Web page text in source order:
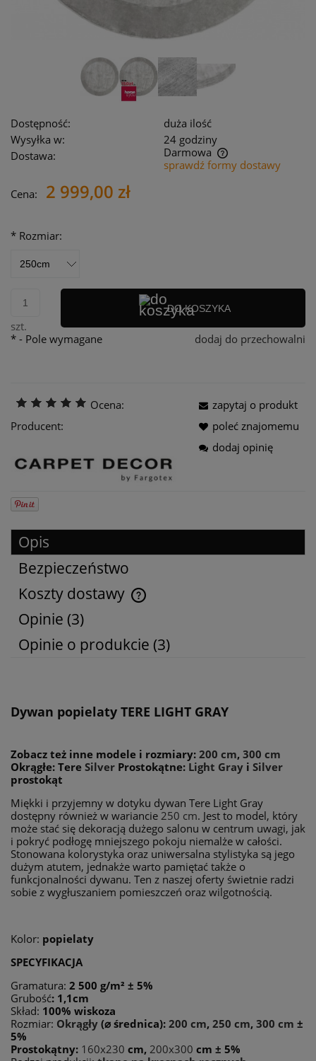
Dostępność:
duża ilość
Wysyłka w:
24 godziny
Dostawa:
Darmowa
Cena nie zawiera ewentualnych kosztów płatności
sprawdź formy dostawy
Cena: 2 999,00 zł
* Rozmiar:
szt.
DO KOSZYKA
dodaj do przechowalni
* - Pole wymagane
Ocena:
Producent:
zapytaj o produkt
poleć znajomemu
dodaj opinię
Opis
Bezpieczeństwo
Koszty dostawy
Cena nie zawiera ewentualnych kosztów płatności
Opinie (3)
Opinie o produkcie (3)
Dywan popielaty TERE LIGHT GRAY
Zobacz też inne modele i rozmiary: 200 cm, 300 cm
Okrągłe: Tere Silver Prostokątne: Light Gray i Silver
prostokąt
Miękki i przyjemny w dotyku dywan Tere Light Gray
dostępny również w wariancie 250 cm. Jest to model, który
może stać się dekoracją dużego salonu w centrum uwagi, jak
i pokryć podłogę mniejszego pokoju niemalże w całości.
Stonowana kolorystyka oraz uniwersalna stylistyka są jego
dużym atutem, jednakże warto pamiętać także o
funkcjonalności dywanu. Ten z naszej oferty świetnie radzi
sobie z wygłuszaniem pomieszczeń oraz wilgotnością.
Kolor: popielaty
SPECYFIKACJA
Gramatura: 2 500 g/m² ± 5%
Grubość: 1,1cm
Skład: 100% wiskoza
Rozmiar: Okrągły (⌀ średnica): 200 cm, 250 cm, 300 cm ±
5%
Prostokątny: 160x230 cm, 200x300 cm ± 5%